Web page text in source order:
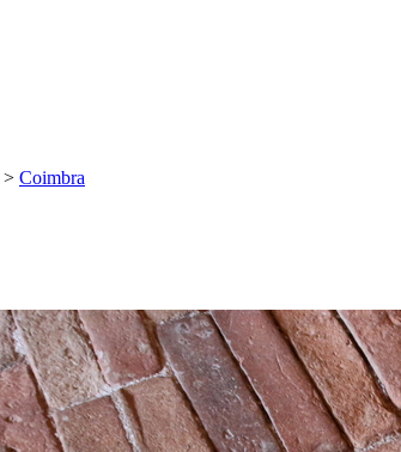
> Coimbra